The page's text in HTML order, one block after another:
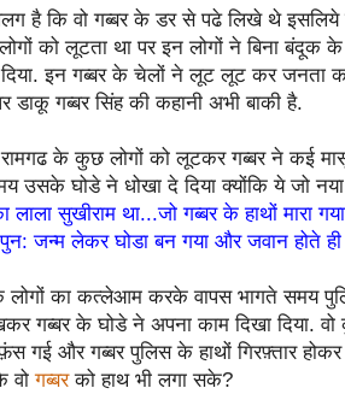
है कि वो गब्बर के डर से पढे लिखे थे
को लूटता था पर इन लोगों ने बिना
इन गब्बर के चेलों ने लूट लूट कर जनता
डाकू गब्बर सिंह की कहानी अभी बाकी है.
के कुछ लोगों को लूटकर गब्बर ने कई
उसके घोडे ने धोखा दे दिया क्योंकि ये जो नया
लाला सुखीराम था...जो गब्बर के हाथों मारा
जन्म लेकर घोडा बन गया और जवान होते
लोगों का कत्लेआम करके वापस भागते समय
गब्बर के घोडे ने अपना काम दिखा दिया.
गई और गब्बर पुलिस के हाथों गिरफ़्तार
वोगब्बरको हाथ भी लगा सके?